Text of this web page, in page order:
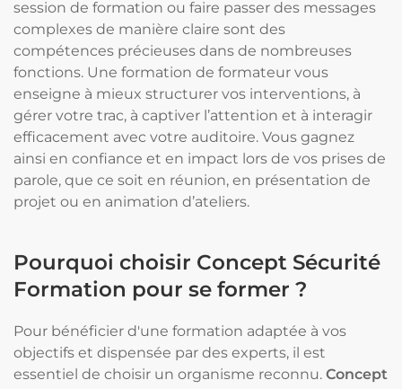
session de formation ou faire passer des messages
complexes de manière claire sont des
compétences précieuses dans de nombreuses
fonctions. Une formation de formateur vous
enseigne à mieux structurer vos interventions, à
gérer votre trac, à captiver l’attention et à interagir
efficacement avec votre auditoire. Vous gagnez
ainsi en confiance et en impact lors de vos prises de
parole, que ce soit en réunion, en présentation de
projet ou en animation d’ateliers.
Pourquoi choisir Concept Sécurité
Formation pour se former ?
Pour bénéficier d'une formation adaptée à vos
objectifs et dispensée par des experts, il est
essentiel de choisir un organisme reconnu. Concept